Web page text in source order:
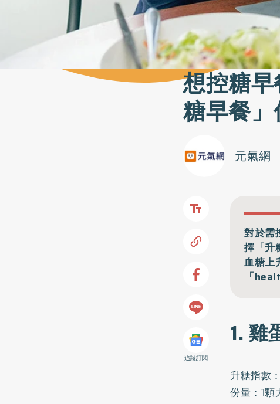
想控糖
糖早餐
元氣網
追蹤訂閱
對於需
擇「升
血糖上
「
1. 雞
升糖指數
份量：1顆